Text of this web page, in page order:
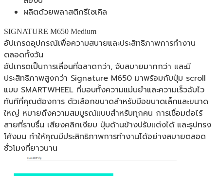
ผลิตด้วยพลาสติกรีไซเคิล
SIGNATURE M650 Medium
อัปเกรดอุปกรณ์เพื่อความสบายและประสิทธิภาพการทำงาน
ตลอดทั้งวัน
อัปเกรดเป็นการเลื่อนที่ฉลาดกว่า, จับสบายมากกว่า และมี
ประสิทธิภาพสูงกว่า Signature M650 มาพร้อมกับปุ่ม scroll
แบบ SMARTWHEEL ที่มอบทั้งความแม่นยำและความเร็วฉับไว
ทันทีที่คุณต้องการ ตัวเลือกขนาดสำหรับมือขนาดเล็กและขนาด
ใหญ่ หมายถึงความสมบูรณ์แบบสำหรับทุกคน การเชื่อมต่อไร้
สายที่ราบรื่น เสียงคลิกเงียบ ปุ่มด้านข้างปรับแต่งได้ และรูปทรง
โค้งมน ทำให้คุณมีประสิทธิภาพการทำงานได้อย่างสบายตลอด
ชั่วโมงที่ยาวนาน